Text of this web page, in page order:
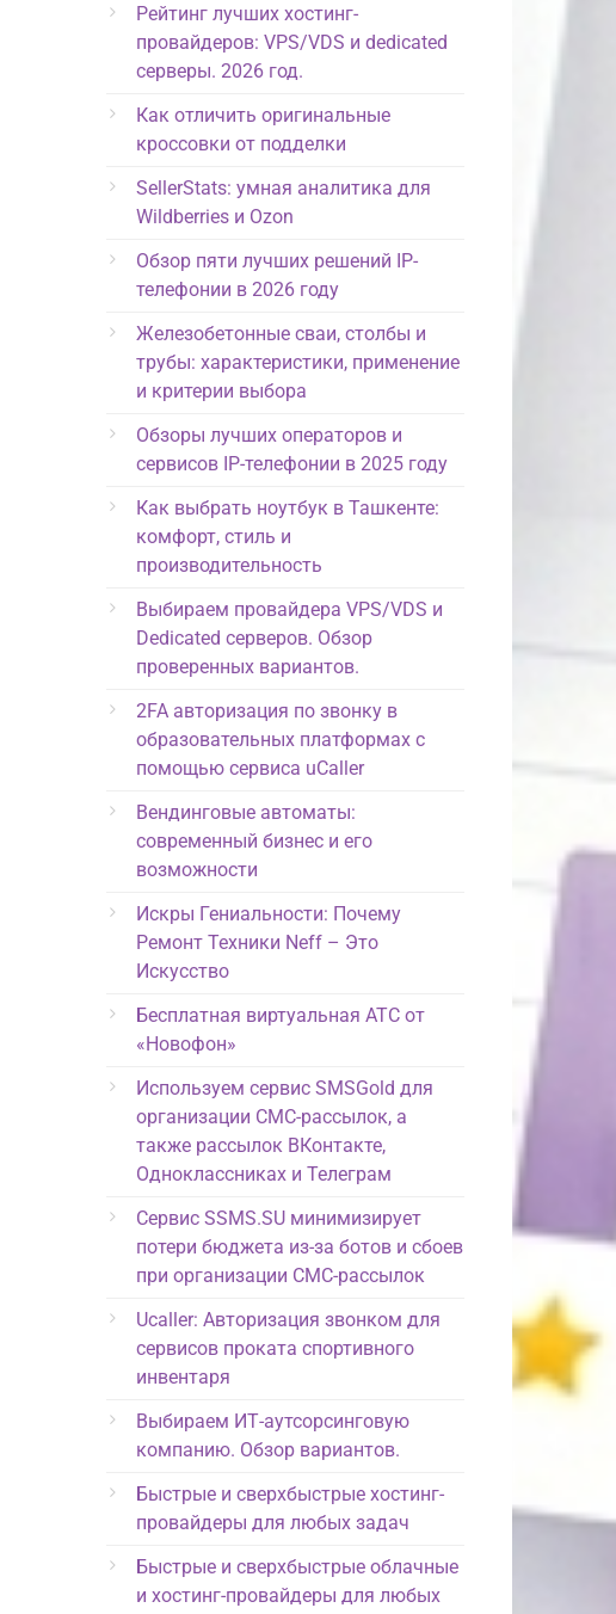
Рейтинг лучших хостинг-
провайдеров: VPS/VDS и dedicated
серверы. 2026 год.
Как отличить оригинальные
кроссовки от подделки
SellerStats: умная аналитика для
Wildberries и Ozon
Обзор пяти лучших решений IP-
телефонии в 2026 году
Железобетонные сваи, столбы и
трубы: характеристики, применение
и критерии выбора
Обзоры лучших операторов и
сервисов IP-телефонии в 2025 году
Как выбрать ноутбук в Ташкенте:
комфорт, стиль и
производительность
Выбираем провайдера VPS/VDS и
Dedicated серверов. Обзор
проверенных вариантов.
2FA авторизация по звонку в
образовательных платформах с
помощью сервиса uCaller
Вендинговые автоматы:
современный бизнес и его
возможности
Искры Гениальности: Почему
Ремонт Техники Neff – Это
Искусство
Бесплатная виртуальная АТС от
«Новофон»
Используем сервис SMSGold для
организации СМС-рассылок, а
также рассылок ВКонтакте,
Одноклассниках и Телеграм
Сервис SSMS.SU минимизирует
потери бюджета из-за ботов и сбоев
при организации СМС-рассылок
Ucaller: Авторизация звонком для
сервисов проката спортивного
инвентаря
Выбираем ИТ-аутсорсинговую
компанию. Обзор вариантов.
Быстрые и сверхбыстрые хостинг-
провайдеры для любых задач
Быстрые и сверхбыстрые облачные
и хостинг-провайдеры для любых